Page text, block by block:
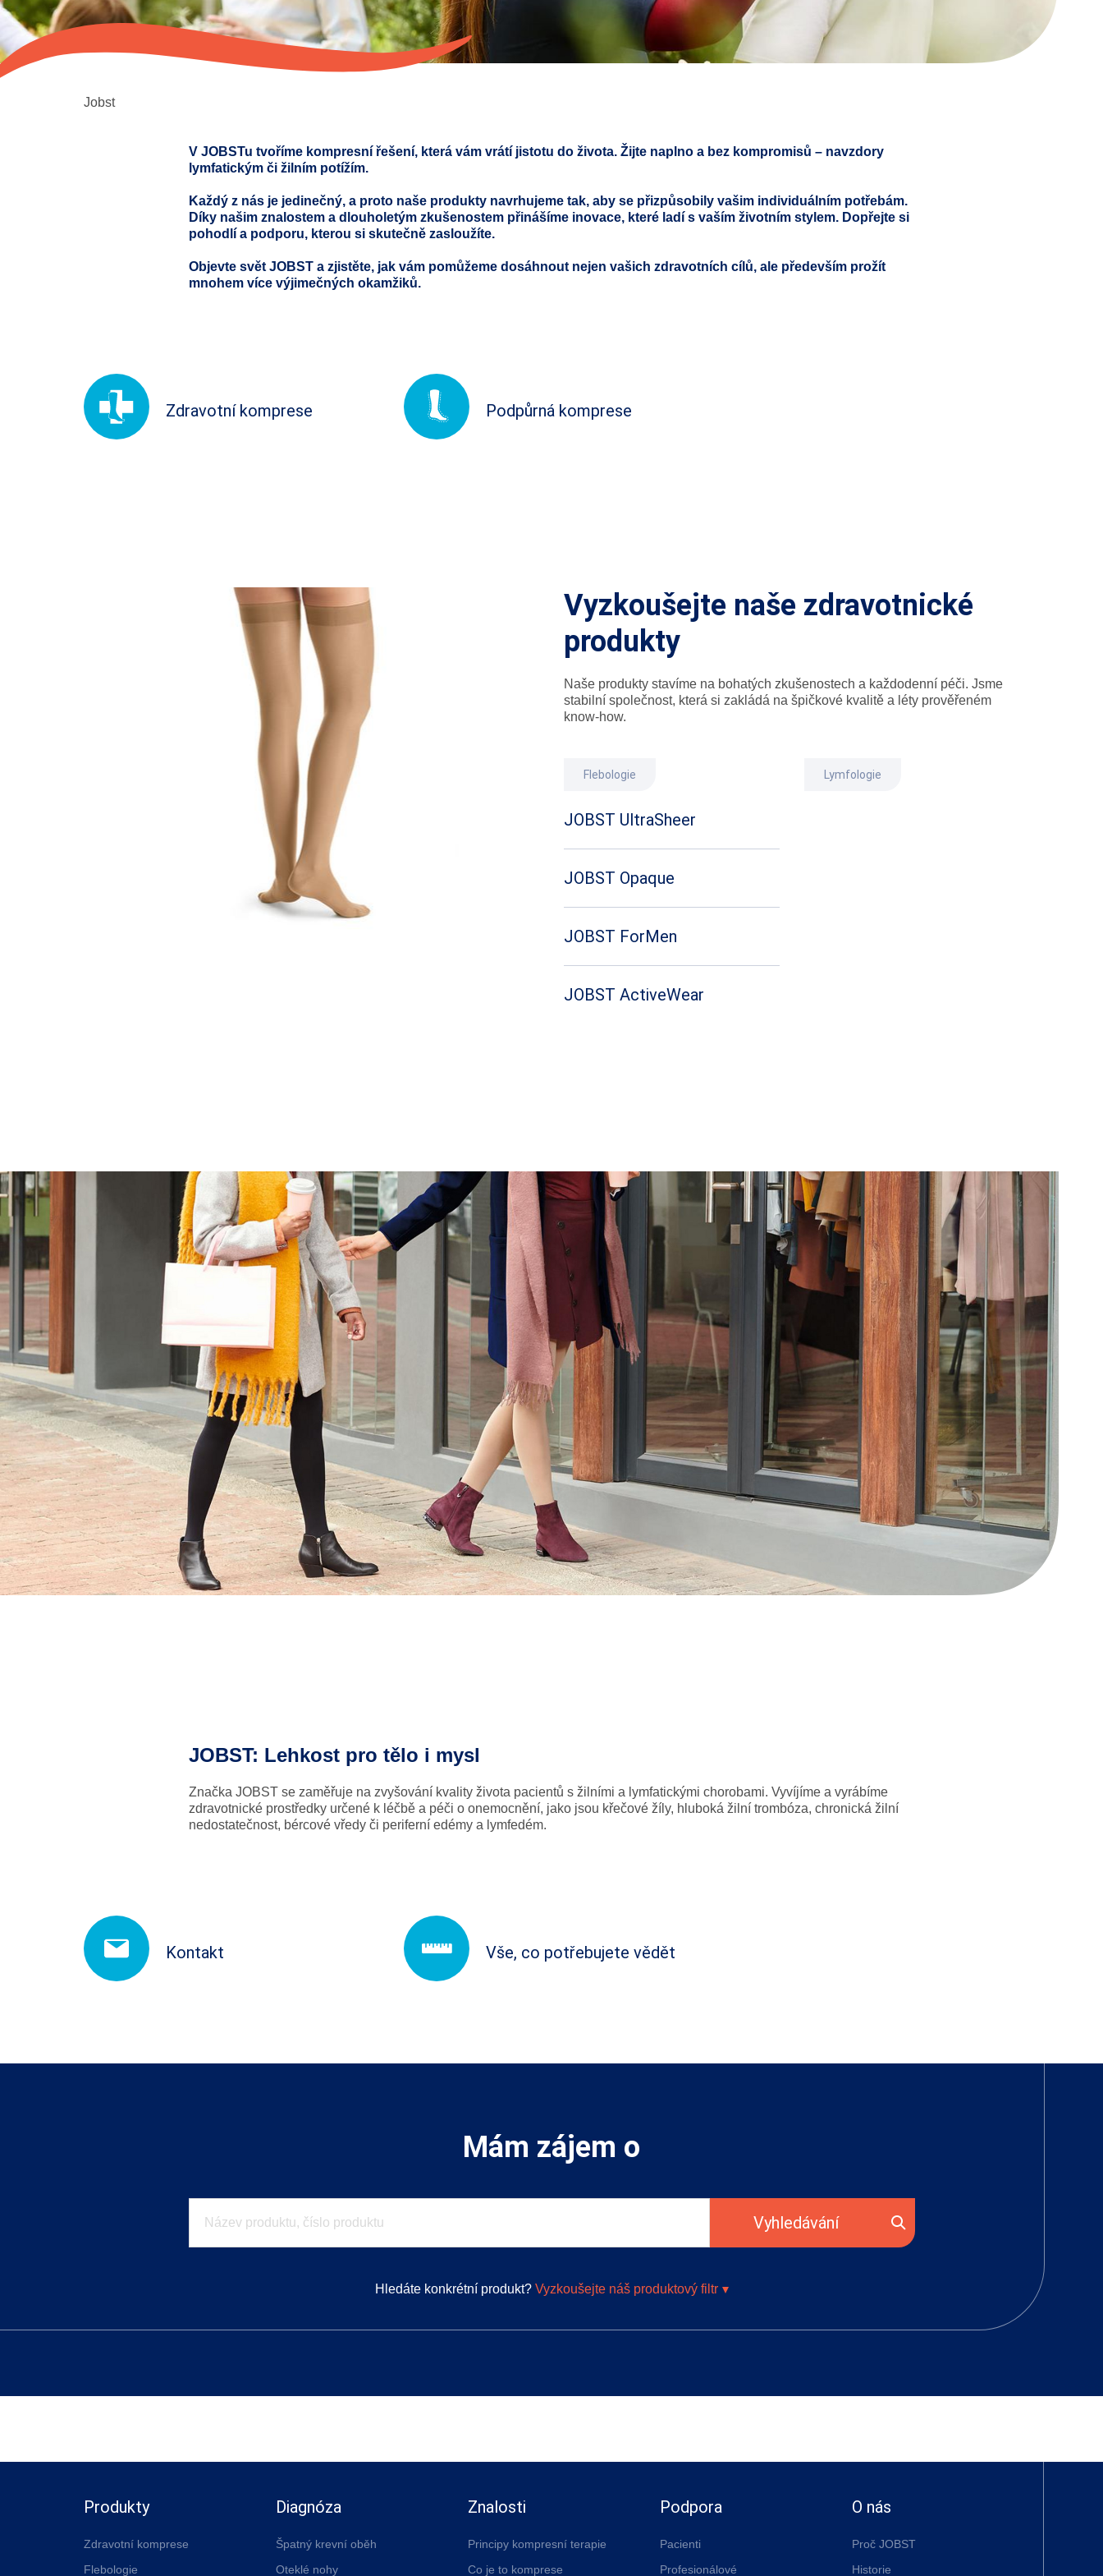
Jobst
V JOBSTu tvoříme kompresní řešení, která vám vrátí jistotu do života. Žijte naplno a bez kompromisů – navzdory
lymfatickým či žilním potížím.
Každý z nás je jedinečný, a proto naše produkty navrhujeme tak, aby se přizpůsobily vašim individuálním potřebám.
Díky našim znalostem a dlouholetým zkušenostem přinášíme inovace, které ladí s vaším životním stylem. Dopřejte si
pohodlí a podporu, kterou si skutečně zasloužíte.
Objevte svět JOBST a zjistěte, jak vám pomůžeme dosáhnout nejen vašich zdravotních cílů, ale především prožít
mnohem více výjimečných okamžiků.
Zdravotní komprese Podpůrná komprese
Vyzkoušejte naše zdravotnické
produkty
Naše produkty stavíme na bohatých zkušenostech a každodenní péči. Jsme
stabilní společnost, která si zakládá na špičkové kvalitě a léty prověřeném
know-how.
Flebologie
JOBST UltraSheer
JOBST Opaque
punčocha.
JOBST ForMen
JOBST ActiveWear
Lymfologie
JOBST: Lehkost pro tělo i mysl
Značka JOBST se zaměřuje na zvyšování kvality života pacientů s žilními a lymfatickými chorobami. Vyvíjíme a vyrábíme
zdravotnické prostředky určené k léčbě a péči o onemocnění, jako jsou křečové žíly, hluboká žilní trombóza, chronická žilní
nedostatečnost, bércové vředy či periferní edémy a lymfedém.
Kontakt Vše, co potřebujete vědět
Mám zájem o
Vyhledávání
Hledáte konkrétní produkt? Vyzkoušejte náš produktový filtr
Produkty
Zdravotní komprese
Flebologie
Diagnóza
Špatný krevní oběh
Oteklé nohy
Znalosti
Principy kompresní terapie
Co je to komprese
Podpora
Pacienti
Profesionálové
O nás
Proč JOBST
Historie